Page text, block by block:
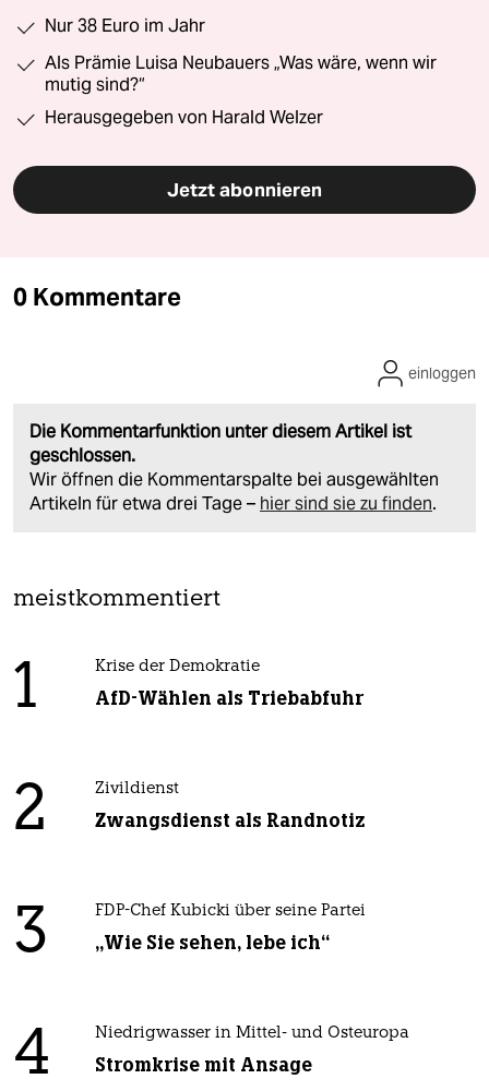
Nur 38 Euro im Jahr
Als Prämie Luisa Neubauers „Was wäre, wenn wir
mutig sind?“
Herausgegeben von Harald Welzer
Jetzt abonnieren
0 Kommentare
Die Kommentarfunktion unter diesem Artikel ist
geschlossen.
Wir öffnen die Kommentarspalte bei ausgewählten
Artikeln für etwa drei Tage – hier sind sie zu finden.
einloggen
meistkommentiert
1 Krise der Demokratie
AfD-Wählen als Triebabfuhr
2 Zivildienst
Zwangsdienst als Randnotiz
3 FDP-Chef Kubicki über seine Partei
„Wie Sie sehen, lebe ich“
4 Niedrigwasser in Mittel- und Osteuropa
Stromkrise mit Ansage